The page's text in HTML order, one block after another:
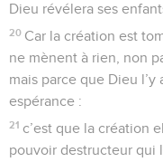
Dieu révélera ses
20 Car la création est
ne mènent à rien, non
mais parce que Dieu
espérance :
21 c’est que la création
pouvoir destructeur qui